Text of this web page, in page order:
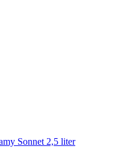
Sonnet 2,5 liter